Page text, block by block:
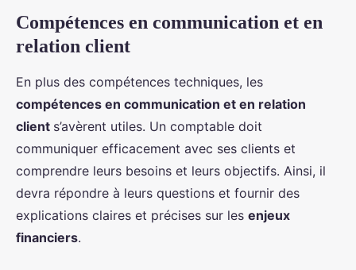
Compétences en communication et en
relation client
En plus des compétences techniques, les
compétences en communication et en relation
client s’avèrent utiles. Un comptable doit
communiquer efficacement avec ses clients et
comprendre leurs besoins et leurs objectifs. Ainsi, il
devra répondre à leurs questions et fournir des
explications claires et précises sur les enjeux
financiers.